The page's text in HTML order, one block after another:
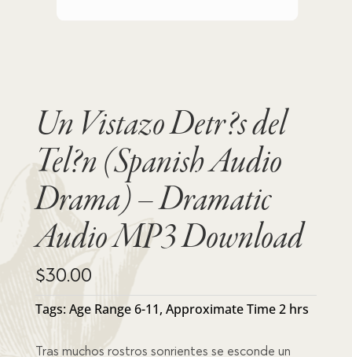
Un Vistazo Detr?s del
Tel?n (Spanish Audio
Drama) – Dramatic
Audio MP3 Download
$30.00
Tags:Age Range 6-11, Approximate Time 2 hrs
Tras muchos rostros sonrientes se esconde un